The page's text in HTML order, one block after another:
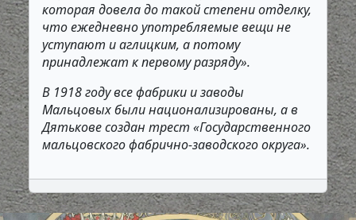
которая довела до такой степени отделку,
что ежедневно употребляемые вещи не
уступают и аглицким, а потому
принадлежат к первому разряду».
В 1918 году все фабрики и заводы
Мальцовых были национализированы, а в
Дятькове создан трест «Государственного
мальцовского фабрично-заводского округа».